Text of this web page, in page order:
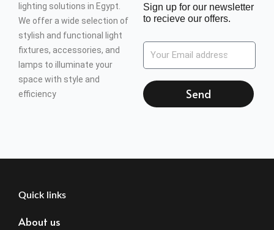
lighting solutions in Egypt.
We offer a wide selection of
stylish and functional light
fixtures, accessories, and
lamps to illuminate your
space with style and
efficiency
Sign up for our newsletter
to recieve our offers.
Send
Quick links
About us